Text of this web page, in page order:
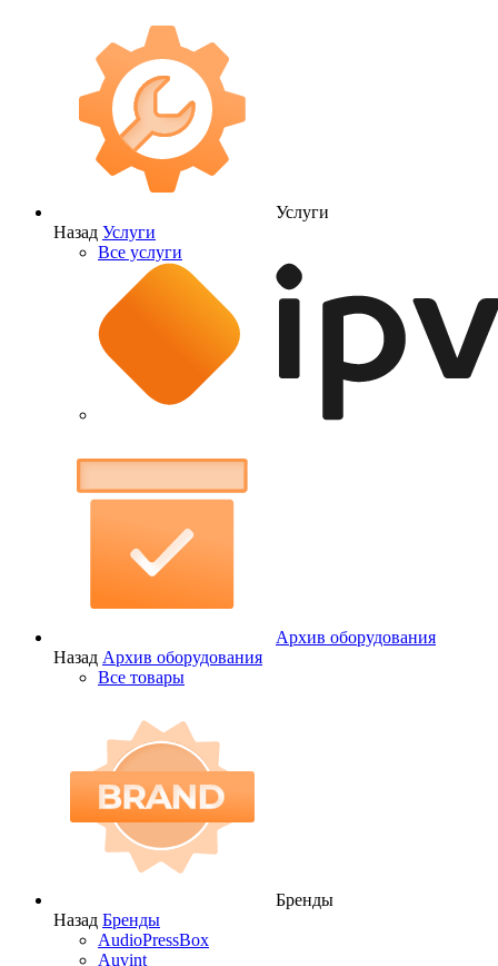
Услуги
Назад Услуги
Все услуги
Архив оборудования
Назад Архив оборудования
Все товары
Бренды
Назад Бренды
AudioPressBox
Auvint